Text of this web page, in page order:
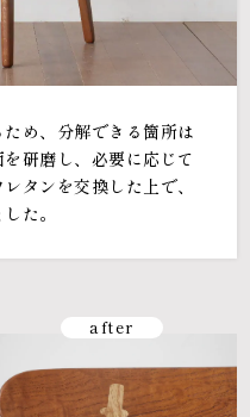
め、分解できる箇所は
研磨し、必要に応じて
タンを交換した上で、
た。
after